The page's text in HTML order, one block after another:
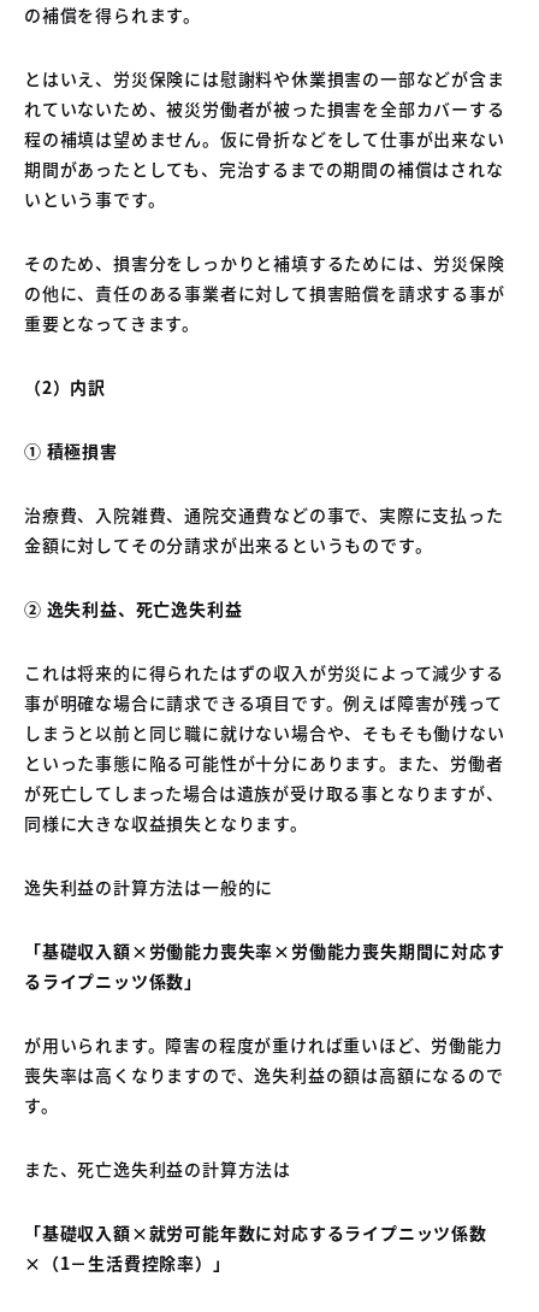
の補償を得られます。
とはいえ、労災保険には慰謝料や休業損害の一部などが含ま
れていないため、被災労働者が被った損害を全部カバーする
程の補填は望めません。仮に骨折などをして仕事が出来ない
期間があったとしても、完治するまでの期間の補償はされな
いという事です。
そのため、損害分をしっかりと補填するためには、労災保険
の他に、責任のある事業者に対して損害賠償を請求する事が
重要となってきます。
（2）内訳
① 積極損害
治療費、入院雑費、通院交通費などの事で、実際に支払った
金額に対してその分請求が出来るというものです。
② 逸失利益、死亡逸失利益
これは将来的に得られたはずの収入が労災によって減少する
事が明確な場合に請求できる項目です。例えば障害が残って
しまうと以前と同じ職に就けない場合や、そもそも働けない
といった事態に陥る可能性が十分にあります。また、労働者
が死亡してしまった場合は遺族が受け取る事となりますが、
同様に大きな収益損失となります。
逸失利益の計算方法は一般的に
「基礎収入額×労働能力喪失率×労働能力喪失期間に対応す
るライプニッツ係数」
が用いられます。障害の程度が重ければ重いほど、労働能力
喪失率は高くなりますので、逸失利益の額は高額になるので
す。
また、死亡逸失利益の計算方法は
「基礎収入額×就労可能年数に対応するライプニッツ係数
×（1－生活費控除率）」